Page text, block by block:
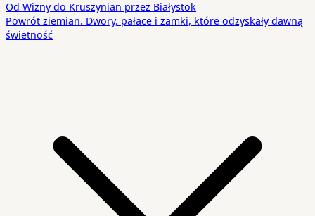
Od Wizny do Kruszynian przez Białystok
Powrót ziemian. Dwory, pałace i zamki, które odzyskały dawną
świetność